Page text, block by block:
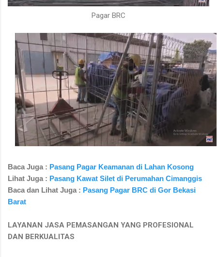
Pagar BRC
Baca Juga : Pasang Pagar Keamanan di Lahan Kosong
Lihat Juga : Pasang Kawat Silet di Perumahan Cimanggis
Baca dan Lihat Juga : Pasang Pagar BRC di Gor Bekasi
Barat
LAYANAN JASA PEMASANGAN YANG PROFESIONAL
DAN BERKUALITAS